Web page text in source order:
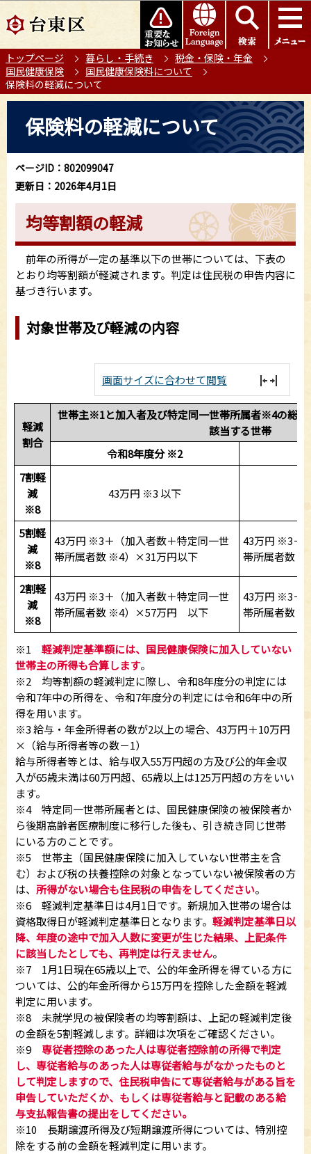
の
ー
ジ
の
このページの本文へ移動
トップページ 暮らし・手続き
税金・保険・年金
国民健康保険
国民健康保険料について
保険料の軽減について
か
保険料の軽減について
ページID：802099047
更新日：2026年4月1日
均等割額の軽減
前年の所得が一定の基準以下の世帯については、下表の
とおり均等割額が軽減されます。判定は住民税の申告内容に
基づき行います。
対象世帯及び軽減の内容
画面サイズに合わせて閲覧
軽減
割合
世帯主※1と加入者及び特定同一世帯所属者※4の総所
該当する世帯
令和8年度分 ※2
7割軽
減
※8
43万円 ※3 以下
5割軽
減
※8
43万円 ※3＋（加入者数＋特定同一世
帯所属者数 ※4）×31万円以下
43万円 ※3＋
帯所属者数
2割軽
減
※8
43万円 ※3＋（加入者数＋特定同一世
帯所属者数 ※4）×57万円 以下
43万円 ※3＋
帯所属者数
※1 軽減判定基準額には、国民健康保険に加入していない
世帯主の所得も合算します。
※2 均等割額の軽減判定に際し、令和8年度分の判定には
令和7年中の所得を、令和7年度分の判定には令和6年中の所
得を用います。
※3 給与・年金所得者の数が2以上の場合、43万円＋10万円
×（給与所得者等の数－1）
給与所得者等とは、給与収入55万円超の方及び公的年金収
入が65歳未満は60万円超、65歳以上は125万円超の方をいい
ます。
※4 特定同一世帯所属者とは、国民健康保険の被保険者か
ら後期高齢者医療制度に移行した後も、引き続き同じ世帯
にいる方のことです。
※5 世帯主（国民健康保険に加入していない世帯主を含
む）および税の扶養控除の対象となっていない被保険者の方
は、 所得がない場合も住民税の申告をしてください。
※6 軽減判定基準日は4月1日です。新規加入世帯の場合は
資格取得日が軽減判定基準日となります。 軽減判定基準日以
降、年度の途中で加入人数に変更が生じた結果、上記条件
に該当したとしても、再判定は行えません。
※7 1月1日現在65歳以上で、公的年金所得を得ている方に
ついては、公的年金所得から15万円を控除した金額を軽減
判定に用います。
※8 未就学児の被保険者の均等割額は、上記の軽減判定後
の金額を5割軽減します。詳細は次項をご確認ください。
※9 専従者控除のあった人は専従者控除前の所得で判定
し、専従者給与のあった人は専従者給与がなかったものと
して判定しますので、住民税申告にて専従者給与がある旨を
申告していただくか、もしくは専従者給与と記載のある給
与支払報告書の提出をしてください。
※10 長期譲渡所得及び短期譲渡所得については、特別控
除をする前の金額を軽減判定に用います。